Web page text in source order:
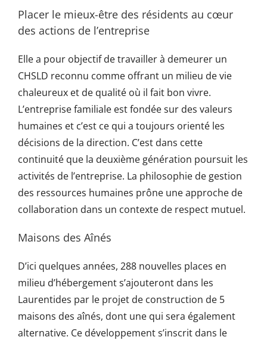
Placer le mieux-être des résidents au cœur
des actions de l’entreprise
Elle a pour objectif de travailler à demeurer un
CHSLD reconnu comme offrant un milieu de vie
chaleureux et de qualité où il fait bon vivre.
L’entreprise familiale est fondée sur des valeurs
humaines et c’est ce qui a toujours orienté les
décisions de la direction. C’est dans cette
continuité que la deuxième génération poursuit les
activités de l’entreprise. La philosophie de gestion
des ressources humaines prône une approche de
collaboration dans un contexte de respect mutuel.
Maisons des Aînés
D’ici quelques années, 288 nouvelles places en
milieu d’hébergement s’ajouteront dans les
Laurentides par le projet de construction de 5
maisons des aînés, dont une qui sera également
alternative. Ce développement s’inscrit dans le